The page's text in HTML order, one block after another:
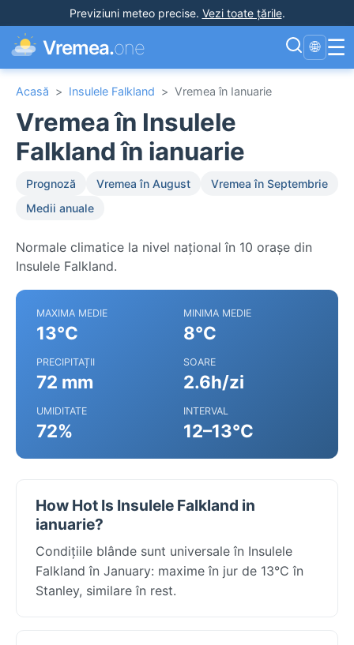
Previziuni meteo precise. Vezi toate țările.
Vremea.one 🌐 ☰
Acasă > Insulele Falkland > Vremea în Ianuarie
Vremea în Insulele
Falkland în ianuarie
Prognoză Vremea în August
Vremea în Septembrie
Medii anuale
Normale climatice la nivel național în 10 orașe din
Insulele Falkland.
MAXIMA MEDIE
13°C
MINIMA MEDIE
8°C
PRECIPITAȚII
72 mm
SOARE
2.6h/zi
UMIDITATE
72%
INTERVAL
12–13°C
How Hot Is Insulele Falkland in
ianuarie?
Condițiile blânde sunt universale în Insulele
Falkland în January: maxime în jur de 13°C în
Stanley, similare în rest.